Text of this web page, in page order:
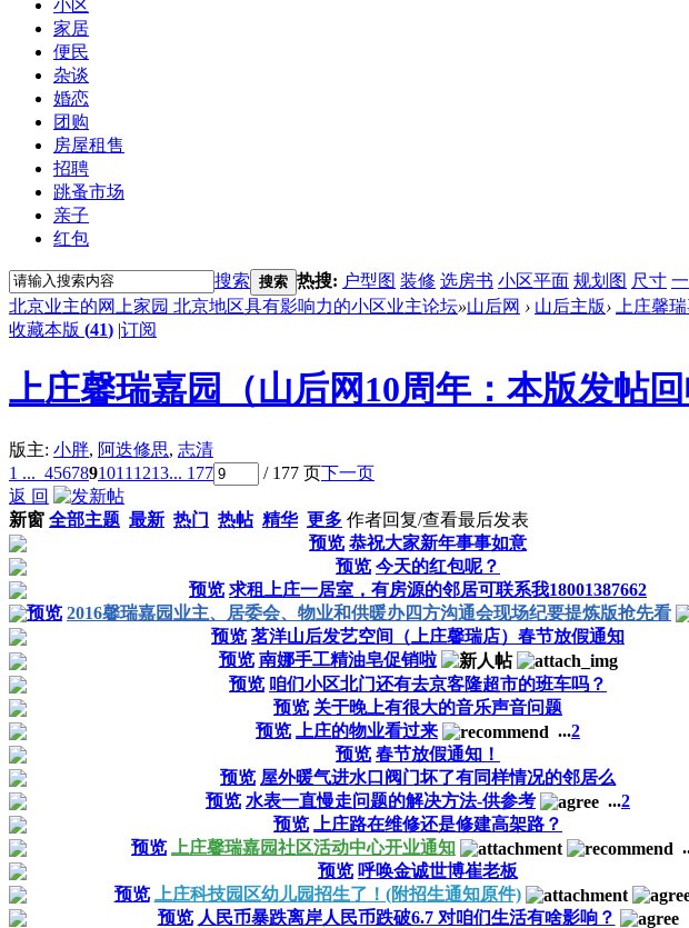
小区
家居
便民
杂谈
婚恋
团购
房屋租售
招聘
跳蚤市场
亲子
红包
搜索 搜索 热搜: 户型图 装修 选房书 小区平面 规划图 尺寸
北京业主的网上家园 北京地区具有影响力的小区业主论坛»山后网 › 山后主版›
上庄馨
收藏本版 (41) |订阅
上庄馨瑞嘉园（山后网10周年：本版发帖回
版主: 小胖, 阿迭修思, 志清
1 ... 4567891011 1213... 177 / 177 页下一页
返 回
新窗 全部主题 最新 热门 热帖 精华 更多 作者回复/查看最后发表
预览 恭祝大家新年事事如意
预览 今天的红包呢？
预览 求租上庄一居室，有房源的邻居可联系我18001387662
预览 2016馨瑞嘉园业主、居委会、物业和供暖办四方沟通会现场纪要提炼版抢先看
预览 茗洋山后发艺空间（上庄馨瑞店）春节放假通知
预览 南娜手工精油皂促销啦
预览 咱们小区北门还有去京客隆超市的班车吗？
预览 关于晚上有很大的音乐声音问题
预览
上庄的物业看过来 ...2
预览 春节放假通知！
预览 屋外暖气进水口阀门坏了有同样情况的邻居么
预览 水表一直慢走问题的解决方法-供参考 ...2
预览
上庄路在维修还是修建高架路？
预览
上庄馨瑞嘉园社区活动中心开业通知
预览 呼唤金诚世博崔老板
预览
上庄科技园区幼儿园招生了！(附招生通知原件)
预览 人民币暴跌离岸人民币跌破6.7 对咱们生活有啥影响？